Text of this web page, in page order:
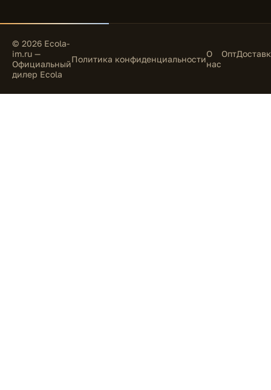
© 2026 Ecola-
im.ru —
Официальный
дилер Ecola
Политика конфиденциальностиО
нас
Опт